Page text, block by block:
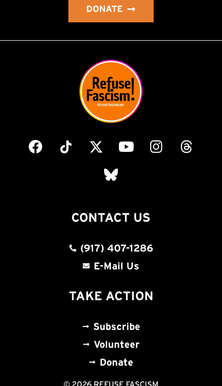
DONATE
CONTACT US
(917) 407-1286
E-Mail Us
TAKE ACTION
Subscribe
Volunteer
Donate
© 2026 REFUSE FASCISM